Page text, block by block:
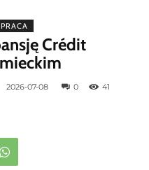
Crédit
2026-07-08 0 41